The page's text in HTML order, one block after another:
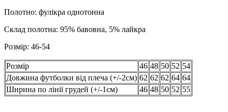
Полотно: фулікра однотонна
Склад полотна: 95% бавовна, 5% лайкра
Розмір: 46-54
Розмір 46 48 50 52 54
Довжина футболки від плеча (+/-2см) 62 62 62 64 64
Ширина по лінії грудей (+/-1см)
46 48 50 52 55